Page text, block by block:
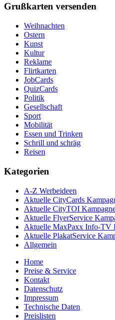
Grußkarten versenden
Weihnachten
Ostern
Kunst
Kultur
Reklame
Flirtkarten
JobCards
QuizCards
Politik
Gesellschaft
Sport
Mobilität
Essen und Trinken
Schrill und schräg
Reisen
Kategorien
A-Z Werbeideen
Aktuelle CityCards
Aktuelle CityTOI
Aktuelle FlyerService
Aktuelle MaxPaxx Info-TV
Aktuelle PlakatService
Allgemein
Home
Preise & Service
Kontakt
Datenschutz
Impressum
Technische Daten
Preislisten